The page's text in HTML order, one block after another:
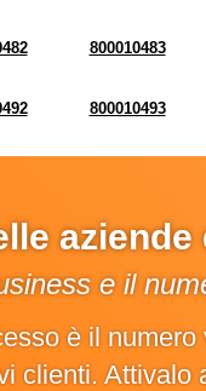
800010483
800010493
e il
è il
clienti.